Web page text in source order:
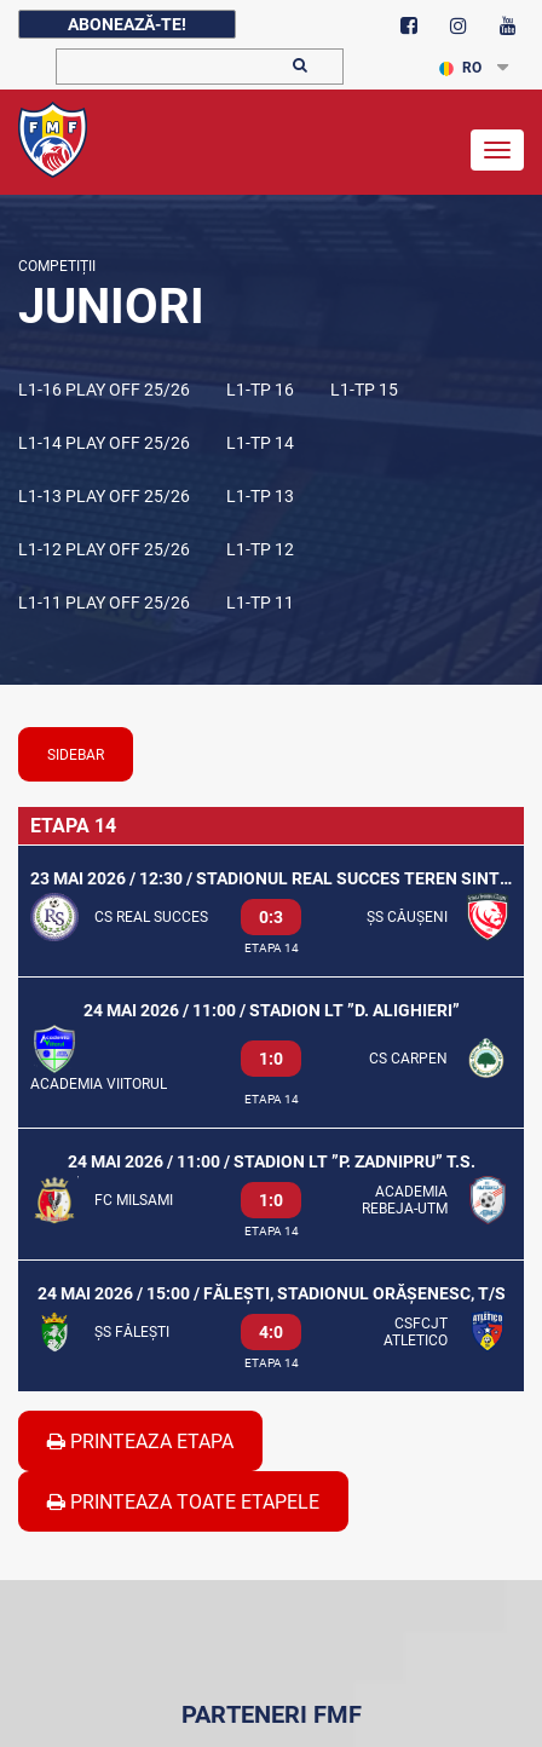
ABONEAZĂ-TE!
RO
COMPETIȚII
JUNIORI
L1-16 PLAY OFF 25/26 L1-TP 16 L1-TP 15
L1-14 PLAY OFF 25/26 L1-TP 14
L1-13 PLAY OFF 25/26 L1-TP 13
L1-12 PLAY OFF 25/26 L1-TP 12
L1-11 PLAY OFF 25/26 L1-TP 11
SIDEBAR
ETAPA 14
23 MAI 2026 / 12:30 / STADIONUL REAL SUCCES TEREN SINTETIC
CS REAL SUCCES 0:3 ȘS CĂUȘENI
ETAPA 14
24 MAI 2026 / 11:00 / STADION LT ”D. ALIGHIERI”
ACADEMIA VIITORUL
1:0 CS CARPEN
ETAPA 14
24 MAI 2026 / 11:00 / STADION LT ”P. ZADNIPRU” T.S.
FC MILSAMI 1:0
ACADEMIA
REBEJA-UTM
ETAPA 14
24 MAI 2026 / 15:00 / FĂLEȘTI, STADIONUL ORĂȘENESC, T/S
ȘS FĂLEȘTI 4:0
CSFCJT
ATLETICO
ETAPA 14
PRINTEAZA ETAPA
PRINTEAZA TOATE ETAPELE
PARTENERI FMF